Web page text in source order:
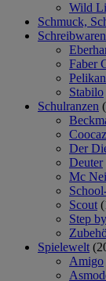
Wild
Schmuck,
Schreibwaren
Faber
Pelikan
Stabilo
Schulranzen
Der
Deuter
Mc
Scout
Step
Spielewelt
Amigo